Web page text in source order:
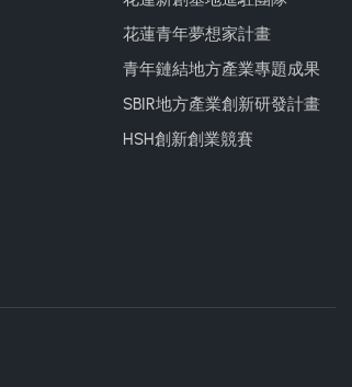
花蓮青年夢想家計畫
青年鏈結地方產業專題成果
SBIR地方產業創新研發計畫
HSH創新創業競賽